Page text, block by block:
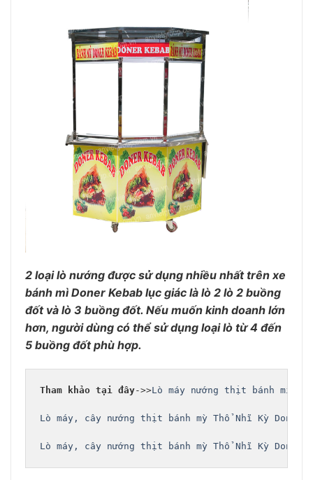
2 loại lò nướng được sử dụng nhiều nhất trên xe
bánh mì Doner Kebab lục giác là lò 2 lò 2 buồng
đốt và lò 3 buồng đốt. Nếu muốn kinh doanh lớn
hơn, người dùng có thể sử dụng loại lò từ 4 đến
5 buồng đốt phù hợp.
Tham khảo tại đây->>Lò máy nướng thịt bánh mì
Lò máy, cây nướng thịt bánh mỳ Thổ Nhĩ Kỳ Doner
Lò máy, cây nướng thịt bánh mỳ Thổ Nhĩ Kỳ Doner